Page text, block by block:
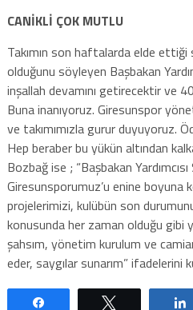
CANİKLİ ÇOK MUTLU
Takımın son haftalarda elde
olduğunu söyleyen Başbakan
inşallah devamını getirecektir ve
Buna inanıyoruz. Giresunspor
ve takımımızla gurur duyuyoruz.
Hep beraber bu yükün altından
Bozbağ ise ; “Başbakan
Giresunsporumuz’u enine boyuna
projelerimizi, kulübün son
konusunda her zaman olduğu gibi
şahsım, yönetim kurulum ve
eder, saygılar sunarım” ifadelerini